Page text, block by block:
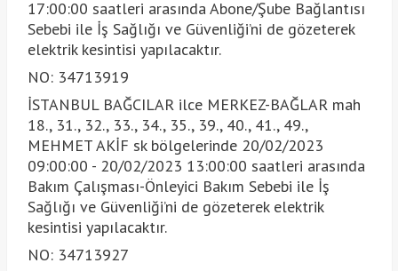
17:00:00 saatleri arasında Abone/Şube Bağlantısı
Sebebi ile İş Sağlığı ve Güvenliği’ni de gözeterek
elektrik kesintisi yapılacaktır.
NO: 34713919
İSTANBUL BAĞCILAR ilce MERKEZ-BAĞLAR mah
18., 31., 32., 33., 34., 35., 39., 40., 41., 49.,
MEHMET AKİF sk bölgelerinde 20/02/2023
09:00:00 - 20/02/2023 13:00:00 saatleri arasında
Bakım Çalışması-Önleyici Bakım Sebebi ile İş
Sağlığı ve Güvenliği’ni de gözeterek elektrik
kesintisi yapılacaktır.
NO: 34713927